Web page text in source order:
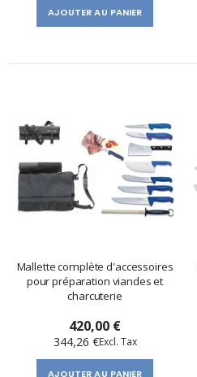
AJOUTER AU PANIER
Mallette complète d'accessoires
pour préparation viandes et
charcuterie
420,00 €
344,26 €
AJOUTER AU PANIER